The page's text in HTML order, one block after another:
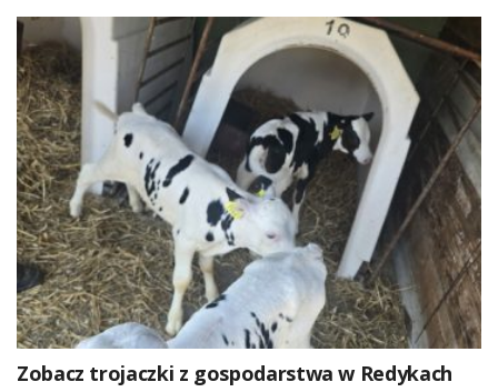
Zobacz trojaczki z gospodarstwa w Redykach